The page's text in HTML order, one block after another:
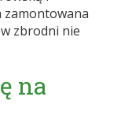
zamontowana
zbrodni nie
na